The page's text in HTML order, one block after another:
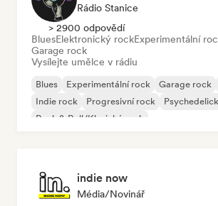
Rádio Stanice
> 2900 odpovědí
BluesElektronický rockExperimentální
Garage rock
Vysílejte umělce v rádiu
Blues Experimentální rock Garage rock
Indie rock
Progresivní rock
Rock & Roll/Klasický rock
indie now
Média/novinář